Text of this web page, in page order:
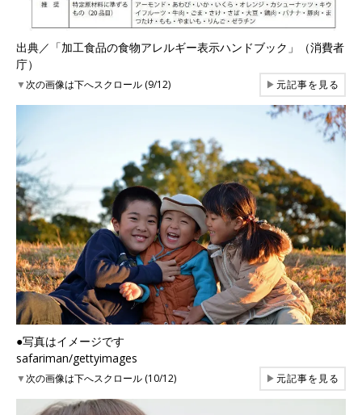
出典／「加工食品の食物アレルギー表示ハンドブック」（消費者
庁）
▼次の画像は下へスクロール (9/12) ▶元記事を見る
●写真はイメージです
safariman/gettyimages
▼次の画像は下へスクロール (10/12) ▶元記事を見る